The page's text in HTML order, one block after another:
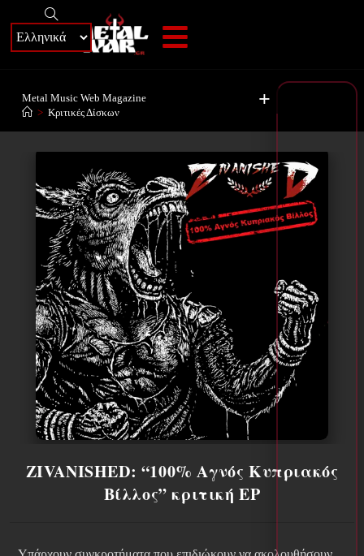
+
Metal Music Web Magazine
> Κριτικές Δίσκων
ΖIVANISHED: “100% Αγνός Κυπριακός
Βίλλος” κριτική EP